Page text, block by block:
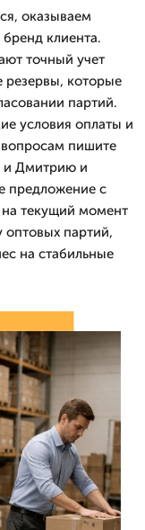
оказываем
клиента.
точный учет
резервы, которые
партий.
условия оплаты и
пишите
и Дмитрию и
предложение с
текущий момент
оптовых партий,
на стабильные